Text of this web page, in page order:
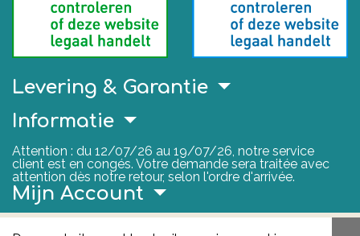
Levering & Garantie
Informatie
Attention : du 12/07/26 au 19/07/26, notre service
client est en congés. Votre demande sera traitée avec
attention dès notre retour, selon l'ordre d'arrivée.
Mijn Account
Nuttige Links